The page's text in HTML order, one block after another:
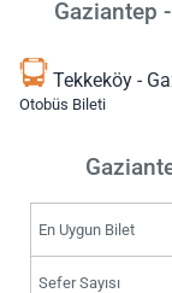
Gaziantep
Tekkeköy -
Otobüs Bileti
En Uygun Bilet
Sefer Sayısı